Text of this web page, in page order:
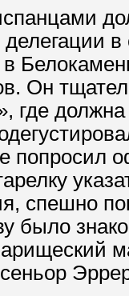
Он
где
попросил
спешно
было